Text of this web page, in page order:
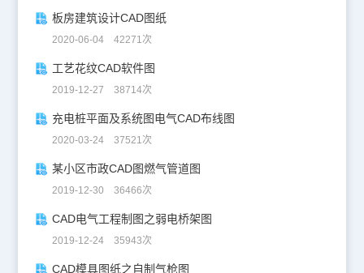
板房建筑设计CAD图纸
2020-06-04 42271次
工艺花纹CAD软件图
2019-12-27 38714次
充电桩平面及系统图电气CAD布线图
2020-03-24 37521次
某小区市政CAD图燃气管道图
2019-12-30 36466次
CAD电气工程制图之弱电桥架图
2019-12-24 35943次
CAD模具图纸之自制气枪图